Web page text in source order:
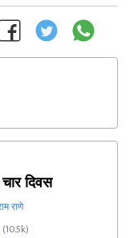
दिवस
राणे
(10.5k)